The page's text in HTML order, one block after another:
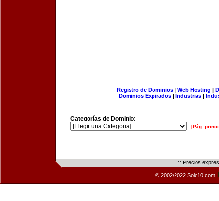
Registro de Dominios| Web Hosting |
Dominios Expirados | Industrias |
Categorías de Dominio:
[Pág.
** Precios
© 2002/2022 Solo10.com